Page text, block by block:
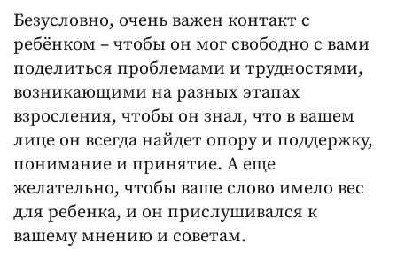
Безусловно, очень важен контакт с
ребёнком – чтобы он мог свободно с вами
поделиться проблемами и трудностями,
возникающими на разных этапах
взросления, чтобы он знал, что в вашем
лице он всегда найдет опору и поддержку,
понимание и принятие. А еще
желательно, чтобы ваше слово имело вес
для ребенка, и он прислушивался к
вашему мнению и советам.